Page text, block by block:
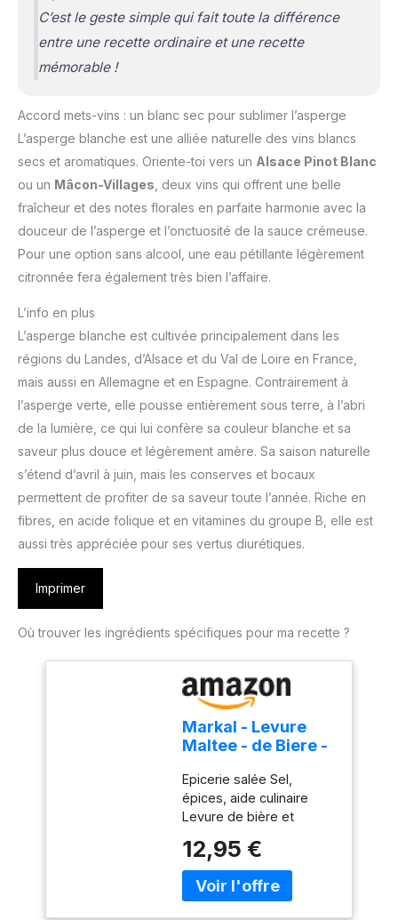
C’est le geste simple qui fait toute la différence
entre une recette ordinaire et une recette
mémorable !
Accord mets-vins : un blanc sec pour sublimer l’asperge
L’asperge blanche est une alliée naturelle des vins blancs
secs et aromatiques. Oriente-toi vers un Alsace Pinot Blanc
ou un Mâcon-Villages , deux vins qui offrent une belle
fraîcheur et des notes florales en parfaite harmonie avec la
douceur de l’asperge et l’onctuosité de la sauce crémeuse.
Pour une option sans alcool, une eau pétillante légèrement
citronnée fera également très bien l’affaire.
L’info en plus
L’asperge blanche est cultivée principalement dans les
régions du Landes, d’Alsace et du Val de Loire en France,
mais aussi en Allemagne et en Espagne. Contrairement à
l’asperge verte, elle pousse entièrement sous terre, à l’abri
de la lumière, ce qui lui confère sa couleur blanche et sa
saveur plus douce et légèrement amère. Sa saison naturelle
s’étend d’avril à juin, mais les conserves et bocaux
permettent de profiter de sa saveur toute l’année. Riche en
fibres, en acide folique et en vitamines du groupe B, elle est
aussi très appréciée pour ses vertus diurétiques.
Imprimer
Où trouver les ingrédients spécifiques pour ma recette ?
Markal - Levure
Maltee - de Biere -
Epicerie salée Sel,
épices, aide culinaire
Levure de bière et
Levure Maltée Paillette
250G
12,95 €